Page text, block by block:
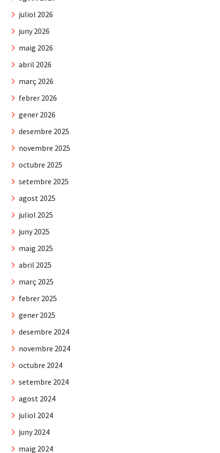
juliol 2026
juny 2026
maig 2026
abril 2026
març 2026
febrer 2026
gener 2026
desembre 2025
novembre 2025
octubre 2025
setembre 2025
agost 2025
juliol 2025
juny 2025
maig 2025
abril 2025
març 2025
febrer 2025
gener 2025
desembre 2024
novembre 2024
octubre 2024
setembre 2024
agost 2024
juliol 2024
juny 2024
maig 2024